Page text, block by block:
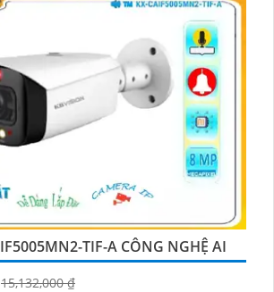
TIF-A CÔNG NGHỆ AI
15,132,000 ₫